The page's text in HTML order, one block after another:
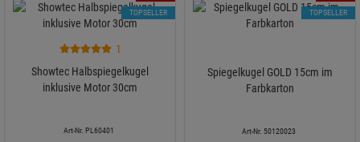
1
Showtec Halbspiegelkugel
inklusive Motor 30cm
Art-Nr. PL60401
TOPSELLER
Spiegelkugel GOLD 15cm im
Farbkarton
Art-Nr. 50120023
TOPSELLER